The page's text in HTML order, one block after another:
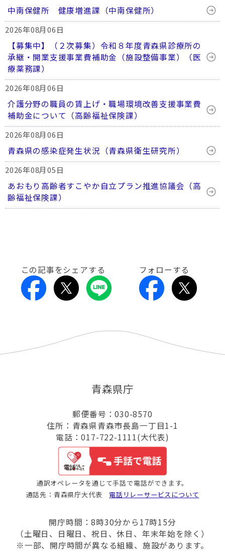
中南保健所 健康増進課（中南保健所）
2026年08月06日
【募集中】（２次募集）令和８年度青森県診療所の
承継・開業支援事業費補助金（施設整備事業）（医
療薬務課）
2026年08月06日
介護分野の職員の賃上げ・職場環境改善支援事業費
補助金について（高齢福祉保険課）
2026年08月06日
青森県の感染症発生状況（青森県衛生研究所）
2026年08月05日
あおもり高齢者すこやか自立プラン推進協議会（高
齢福祉保険課）
この記事をシェアする フォローする
青森県庁
郵便番号：030-8570
住所：青森県青森市長島一丁目1-1
電話：017-722-1111(大代表)
通訳オペレータを通じて手話で電話ができます。
通話先：青森県庁大代表 電話リレーサービスについて
開庁時間：8時30分から17時15分
（土曜日、日曜日、祝日、休日、年末年始を除く）
※一部、開庁時間が異なる組織、施設があります。